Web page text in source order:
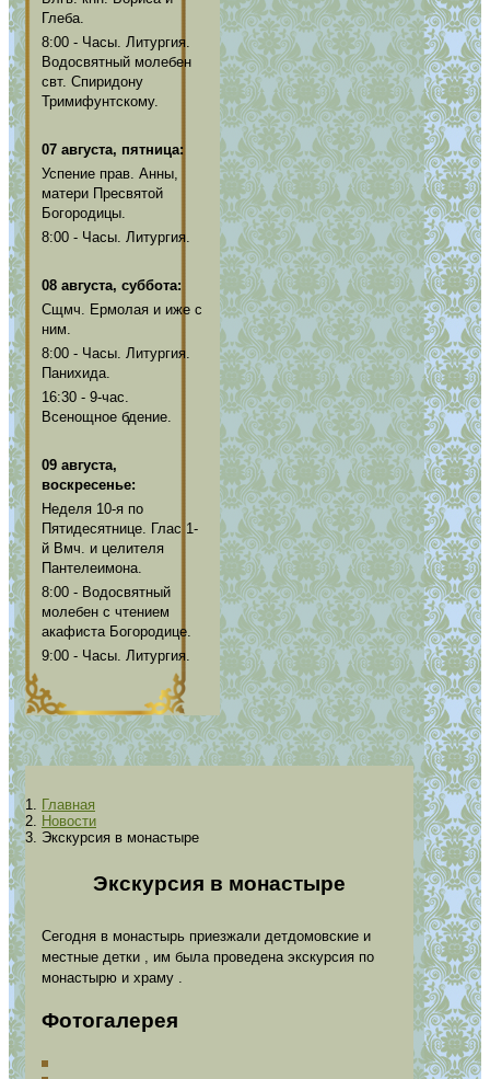
Глеба.
8:00 - Часы. Литургия.
Водосвятный молебен
свт. Спиридону
Тримифунтскому.
07 августа, пятница:
Успение прав. Анны,
матери Пресвятой
Богородицы.
8:00 - Часы. Литургия.
08 августа, суббота:
Сщмч. Ермолая и иже с
ним.
8:00 - Часы. Литургия.
Панихида.
16:30 - 9-час.
Всенощное бдение.
09 августа,
воскресенье:
Неделя 10-я по
Пятидесятнице. Глас 1-
й Вмч. и целителя
Пантелеимона.
8:00 - Водосвятный
молебен с чтением
акафиста Богородице.
9:00 - Часы. Литургия.
Главная
Новости
Экскурсия в монастыре
Экскурсия в монастыре
Сегодня в монастырь приезжали детдомовские и
местные детки , им была проведена экскурсия по
монастырю и храму .
Фотогалерея